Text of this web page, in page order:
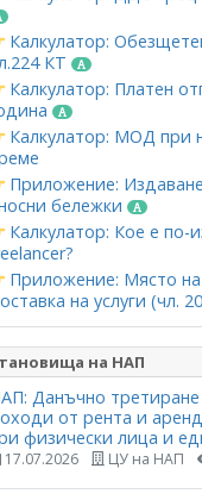
Калкулатор:
КТ
Калкулатор: Платен
Калкулатор: МОД при
Приложение:
бележки
Калкулатор: Кое е по-
Приложение: Място на
на услуги (чл.
на НАП
Данъчно
от рента и
физически лица и
17.07.2026 ЦУ на НАП